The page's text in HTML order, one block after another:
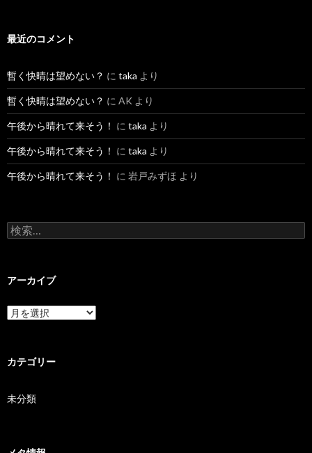
最近のコメント
暫く快晴は望めない？ に taka より
暫く快晴は望めない？ に AK より
午後から晴れて来そう！ に taka より
午後から晴れて来そう！ に taka より
午後から晴れて来そう！ に 岩戸みずほ より
検索:
アーカイブ
アーカイブ
カテゴリー
未分類